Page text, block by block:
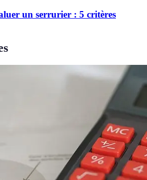
un serrurier : 5 critères